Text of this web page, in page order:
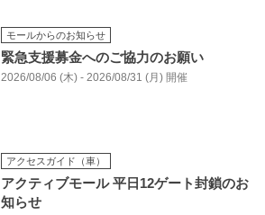
モールからのお知らせ
緊急支援募金へのご協力のお願い
2026/08/06 (木) - 2026/08/31 (月) 開催
アクセスガイド（車）
アクティブモール 平日12ゲート封鎖のお
知らせ